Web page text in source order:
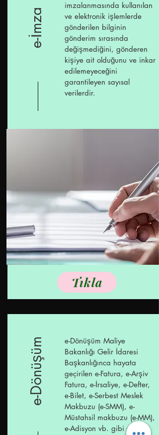
e-İmza
imzalanmasında kullanılan
ve elektronik işlemlerde
gönderilen bilginin
gönderim sırasında
değişmediğini, gönderen
kişiye ait olduğunu ve inkar
edilemeyeceğini
garantileyen sayısal
verilerdir.
Tıkla
e-Dönüşüm
e-Dönüşüm Maliye
Bakanlığı Gelir İdaresi
Başkanlığınca hayata
geçirilen e-Fatura, e-Arşiv
Fatura, e-İrsaliye, e-Defter,
e-Bilet, e-Serbest Meslek
Makbuzu (e-SMM), e-
Müstahsil makbuzu (e-MM),
e-Adisyon vb. gibi dijital